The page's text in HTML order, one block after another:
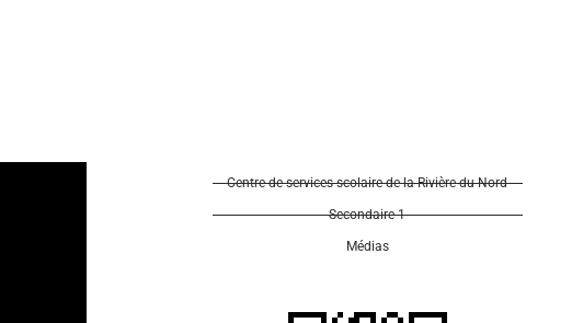
Centre de services scolaire de la Rivière-du-Nord
Secondaire 1
Médias